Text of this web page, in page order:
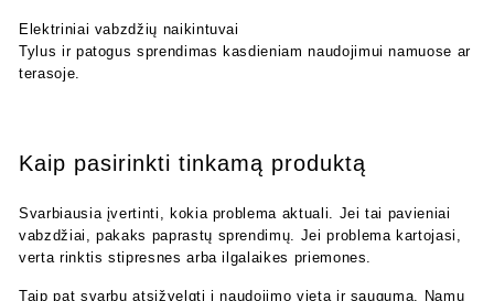
Elektriniai vabzdžių naikintuvai
Tylus ir patogus sprendimas kasdieniam naudojimui namuose ar
terasoje.
Kaip pasirinkti tinkamą produktą
Svarbiausia įvertinti, kokia problema aktuali. Jei tai pavieniai
vabzdžiai, pakaks paprastų sprendimų. Jei problema kartojasi,
verta rinktis stipresnes arba ilgalaikes priemones.
Taip pat svarbu atsižvelgti į naudojimo vietą ir saugumą. Namų